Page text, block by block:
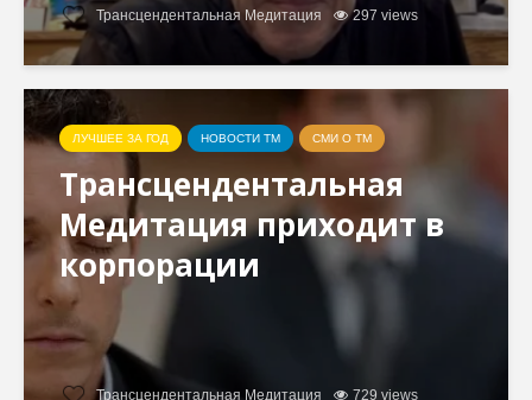
Трансцендентальная Медитация 297 views
ЛУЧШЕЕ ЗА ГОД НОВОСТИ ТМ СМИ О ТМ
Трансцендентальная
Медитация приходит в
корпорации
Трансцендентальная Медитация 729 views